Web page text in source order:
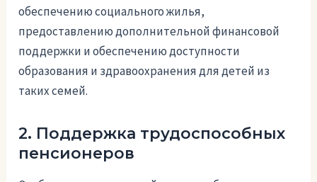
обеспечению социального жилья,
предоставлению дополнительной финансовой
поддержки и обеспечению доступности
образования и здравоохранения для детей из
таких семей.
2. Поддержка трудоспособных
пенсионеров